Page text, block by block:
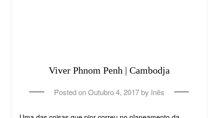
Viver Phnom Penh | Cambodja
Posted onOutubro 4, 2017by Inês